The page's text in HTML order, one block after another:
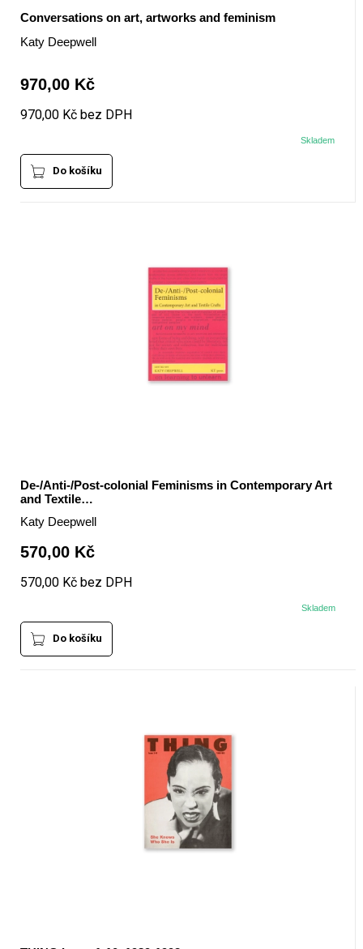
Conversations on art, artworks and feminism
Katy Deepwell
970,00 Kč
970,00 Kč bez DPH
Skladem
Do košíku
De-/Anti-/Post-colonial Feminisms in Contemporary Art
and Textile…
Katy Deepwell
570,00 Kč
570,00 Kč bez DPH
Skladem
Do košíku